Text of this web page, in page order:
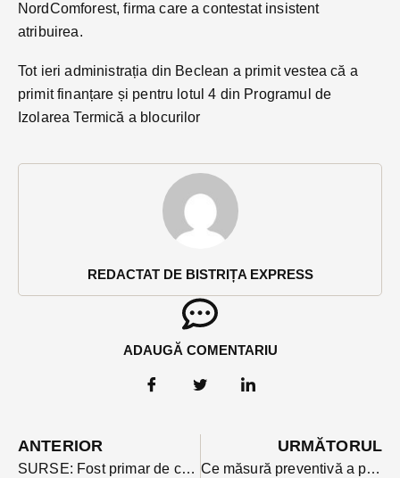
REDACTAT DE BISTRIȚA EXPRESS
ADAUGĂ COMENTARIU
NordComforest, firma care a contestat insistent
atribuirea.
Tot ieri administrația din Beclean a primit vestea că a
primit finanțare și pentru lotul 4 din Programul de
Izolarea Termică a blocurilor
ANTERIOR
SURSE: Fost primar de comună din BN reținut. Este acuzat de abuz în serviciu și delapidare
URMĂTORUL
Ce măsură preventivă a primit fostul primar din Miceștii de Câmpie, Ioan Becan, după audierea de către procurori?